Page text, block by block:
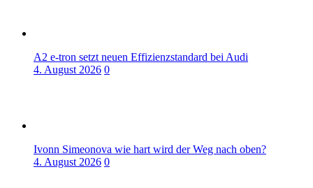
A2 e-tron setzt neuen Effizienzstandard bei Audi
4. August 2026 0
Ivonn Simeonova wie hart wird der Weg nach oben?
4. August 2026 0